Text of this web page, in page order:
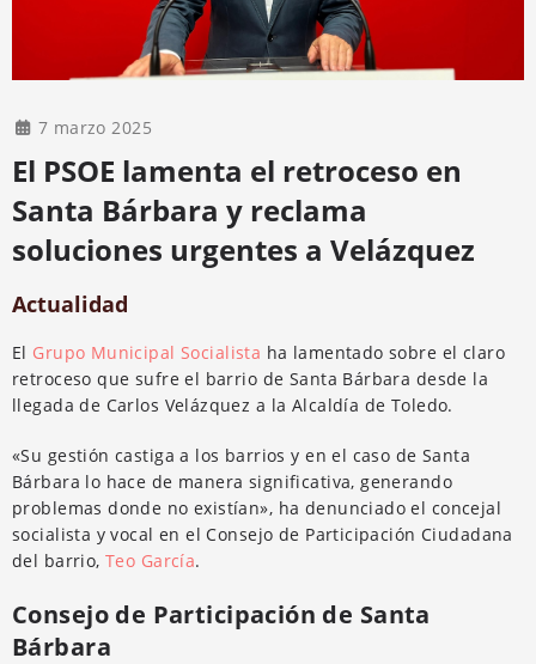
7 marzo 2025
El PSOE lamenta el retroceso en
Santa Bárbara y reclama
soluciones urgentes a Velázquez
Actualidad
El Grupo Municipal Socialista ha lamentado sobre el claro
retroceso que sufre el barrio de Santa Bárbara desde la
llegada de Carlos Velázquez a la Alcaldía de Toledo.
«Su gestión castiga a los barrios y en el caso de Santa
Bárbara lo hace de manera significativa, generando
problemas donde no existían», ha denunciado el concejal
socialista y vocal en el Consejo de Participación Ciudadana
del barrio,Teo García.
Consejo de Participación de Santa
Bárbara